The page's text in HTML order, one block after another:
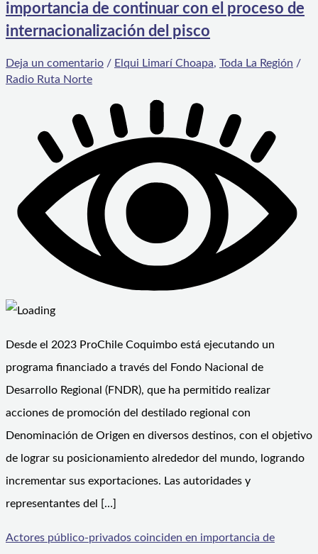
importancia de continuar con el proceso de
internacionalización del pisco
Deja un comentario / Elqui Limarí Choapa, Toda La Región /
Radio Ruta Norte
Desde el 2023 ProChile Coquimbo está ejecutando un
programa financiado a través del Fondo Nacional de
Desarrollo Regional (FNDR), que ha permitido realizar
acciones de promoción del destilado regional con
Denominación de Origen en diversos destinos, con el objetivo
de lograr su posicionamiento alrededor del mundo, logrando
incrementar sus exportaciones. Las autoridades y
representantes del […]
Actores público-privados coinciden en importancia de